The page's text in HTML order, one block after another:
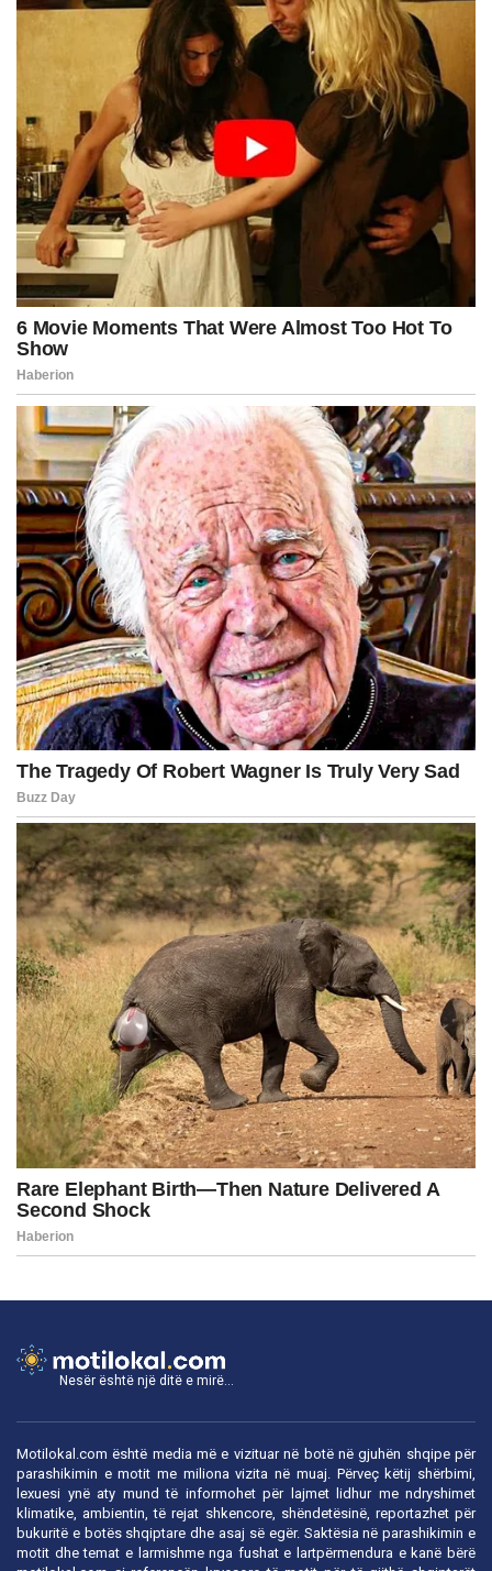
Nesër është një ditë e mirë...
Motilokal.com është media më e vizituar në botë në gjuhën shqipe për
parashikimin e motit me miliona vizita në muaj. Përveç këtij shërbimi,
lexuesi ynë aty mund të informohet për lajmet lidhur me ndryshimet
klimatike, ambientin, të rejat shkencore, shëndetësinë, reportazhet për
bukuritë e botës shqiptare dhe asaj së egër. Saktësia në parashikimin e
motit dhe temat e larmishme nga fushat e lartpërmendura e kanë bërë